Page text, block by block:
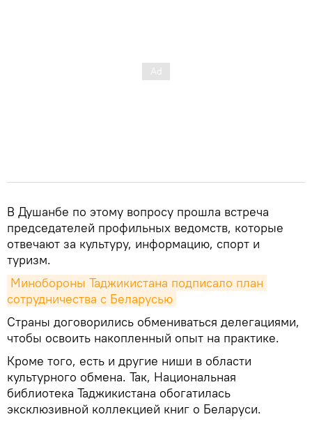
В Душанбе по этому вопросу прошла встреча
председателей профильных ведомств, которые
отвечают за культуру, информацию, спорт и
туризм.
Минобороны Таджикистана подписало план
сотрудничества с Беларусью
Страны договорились обмениваться делегациями,
чтобы освоить накопленный опыт на практике.
Кроме того, есть и другие ниши в области
культурного обмена. Так, Национальная
библиотека Таджикистана обогатилась
эксклюзивной коллекцией книг о Беларуси.